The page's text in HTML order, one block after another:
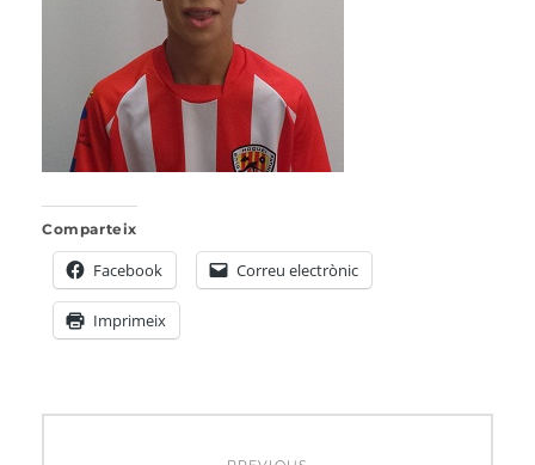
Comparteix
Facebook Correu electrònic
Imprimeix